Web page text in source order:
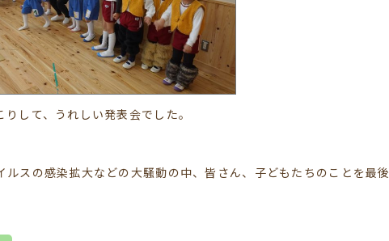
りして、うれしい発表会でした。
ルスの感染拡大などの大騒動の中、皆さん、子どもたちのことを最